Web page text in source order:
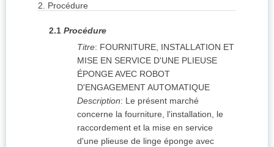
2. Procédure
2.1 Procédure
Titre: FOURNITURE, INSTALLATION ET
MISE EN SERVICE D'UNE PLIEUSE
ÉPONGE AVEC ROBOT
D'ENGAGEMENT AUTOMATIQUE
Description: Le présent marché
concerne la fourniture, l'installation, le
raccordement et la mise en service
d'une plieuse de linge éponge avec